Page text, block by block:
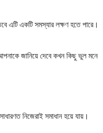
এটি একটি সমস্যার লক্ষণ হতে পারে।
জানিয়ে দেবে কখন কিছু ভুল মনে
নিজেরাই সমাধান হয়ে যায়।